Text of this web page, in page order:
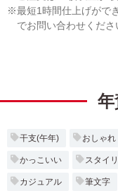
最短1時間仕上げがで
でお問い合わせくださ
干支(午年) おしゃれ
かっこいい スタイ
カジュアル 筆文字